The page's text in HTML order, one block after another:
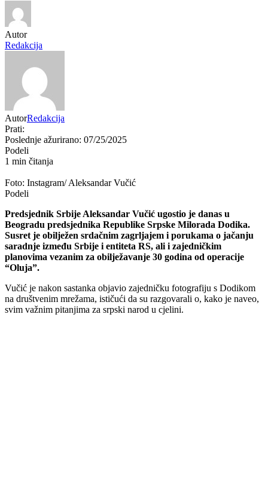
Autor
Redakcija
AutorRedakcija
Prati:
Poslednje ažurirano: 07/25/2025
Podeli
1 min čitanja
Foto: Instagram/ Aleksandar Vučić
Podeli
Predsjednik Srbije Aleksandar Vučić ugostio je danas u
Beogradu predsjednika Republike Srpske Milorada Dodika.
Susret je obilježen srdačnim zagrljajem i porukama o jačanju
saradnje između Srbije i entiteta RS, ali i zajedničkim
planovima vezanim za obilježavanje 30 godina od operacije
“Oluja”.
Vučić je nakon sastanka objavio zajedničku fotografiju s Dodikom
na društvenim mrežama, ističući da su razgovarali o, kako je naveo,
svim važnim pitanjima za srpski narod u cjelini.